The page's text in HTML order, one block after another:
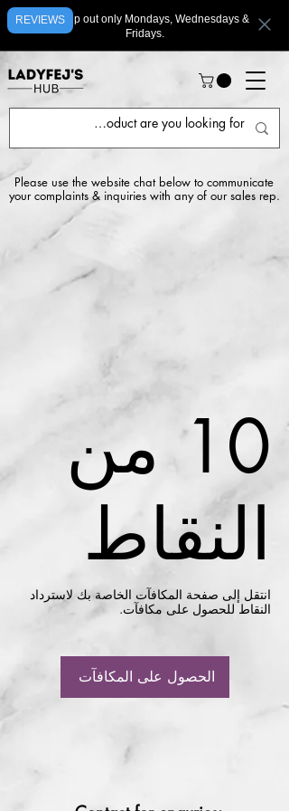
We ship out only Mondays, Wednesdays &
Fridays.
Please use the website chat below to communicate
your complaints & inquiries with any of our sales rep.
10 من
النقاط
انتقل إلى صفحة المكافآت الخاصة بك لاسترداد
النقاط للحصول على مكافآت.
الحصول على المكافآت
REVIEWS